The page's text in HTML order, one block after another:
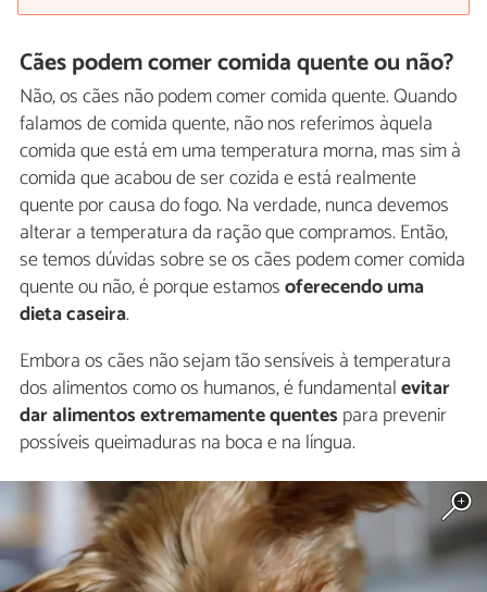
Cães podem comer comida quente ou não?
Não, os cães não podem comer comida quente. Quando
falamos de comida quente, não nos referimos àquela
comida que está em uma temperatura morna, mas sim à
comida que acabou de ser cozida e está realmente
quente por causa do fogo. Na verdade, nunca devemos
alterar a temperatura da ração que compramos. Então,
se temos dúvidas sobre se os cães podem comer comida
quente ou não, é porque estamosoferecendo uma
dieta caseira.
Embora os cães não sejam tão sensíveis à temperatura
dos alimentos como os humanos, é fundamentalevitar
dar alimentos extremamente quentes para prevenir
possíveis queimaduras na boca e na língua.